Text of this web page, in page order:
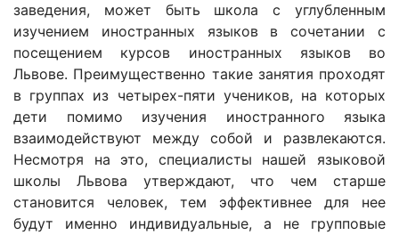
заведения, может быть школа с углубленным
изучением иностранных языков в сочетании с
посещением курсов иностранных языков во
Львове. Преимущественно такие занятия проходят
в группах из четырех-пяти учеников, на которых
дети помимо изучения иностранного языка
взаимодействуют между собой и развлекаются.
Несмотря на это, специалисты нашей языковой
школы Львова утверждают, что чем старше
становится человек, тем эффективнее для нее
будут именно индивидуальные, а не групповые